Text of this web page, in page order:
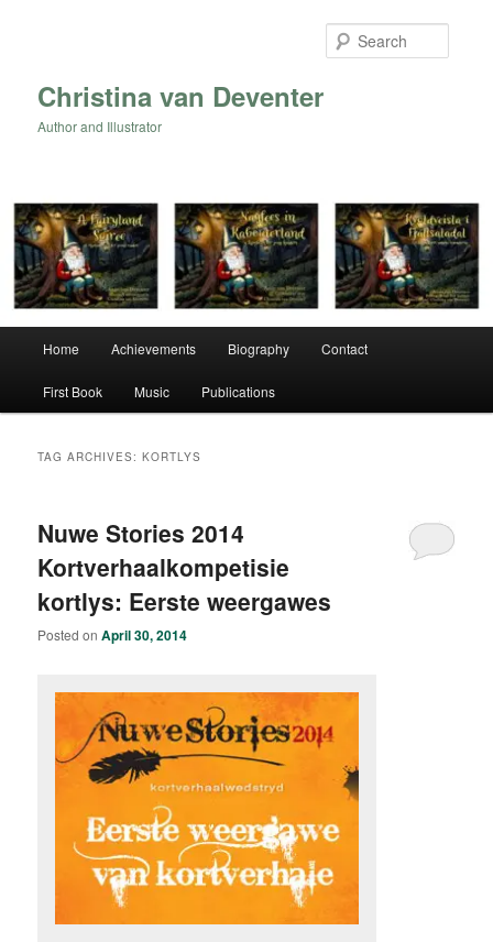
Christina van Deventer
Author and Illustrator
Home Achievements Biography Contact
First Book Music Publications
TAG ARCHIVES:KORTLYS
Nuwe Stories 2014
Kortverhaalkompetisie
kortlys: Eerste weergawes
Posted onApril 30, 2014